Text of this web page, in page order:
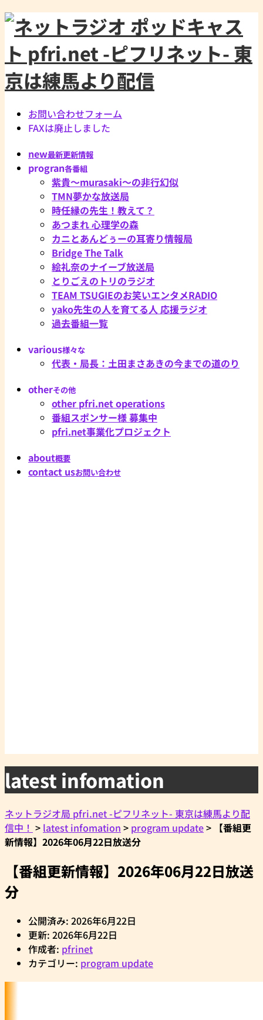
お問い合わせフォーム
FAXは廃止しました
new最新更新情報
progran各番組
紫貴～murasaki～の非行幻似
TMN夢かな放送局
時任縁の先生！教えて？
あつまれ 心理学の森
カニとあんどぅーの耳寄り情報局
Bridge The Talk
絵礼奈のナイーブ放送局
とりごえのトリのラジオ
TEAM TSUGIEのお笑いエンタメRADIO
yako先生の人を育てる人 応援ラジオ
過去番組一覧
various様々な
代表・局長：土田まさあきの今までの道のり
otherその他
other pfri.net operations
番組スポンサー様 募集中
pfri.net事業化プロジェクト
about概要
contact usお問い合わせ
latest infomation
ネットラジオ局 pfri.net -ピフリネット- 東京は練馬より配
信中！ > latest infomation > program update> 【番組更
新情報】2026年06月22日放送分
【番組更新情報】2026年06月22日放送
分
公開済み: 2026年6月22日
更新: 2026年6月22日
作成者: pfrinet
カテゴリー: program update